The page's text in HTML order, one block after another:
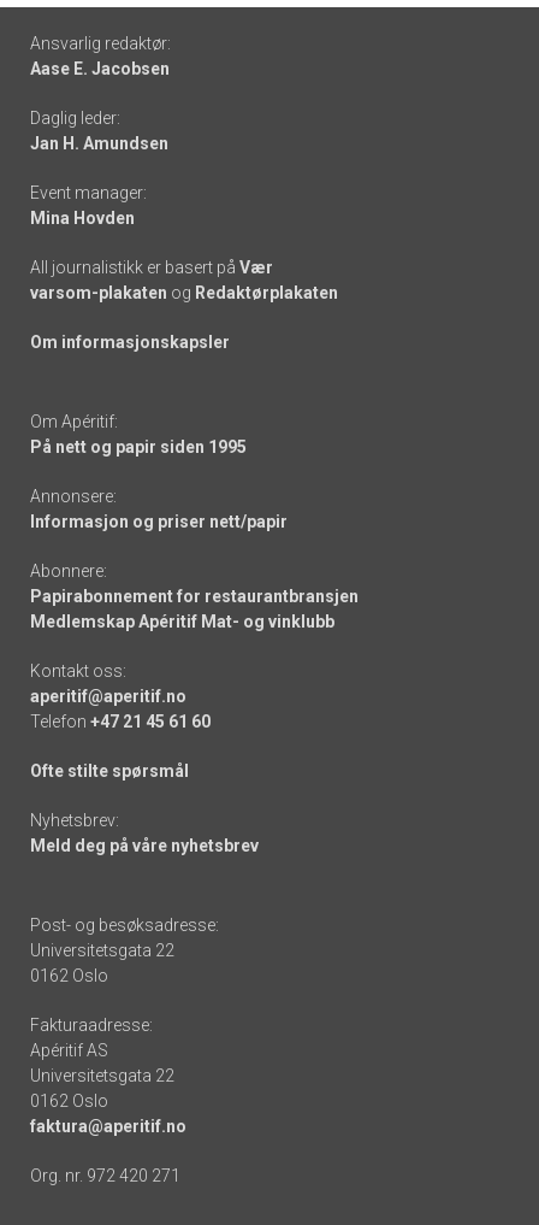
Footer
-
links
Ansvarlig redaktør:
Aase E. Jacobsen
Daglig leder:
Jan H. Amundsen
Event manager:
Mina Hovden
All journalistikk er basert på Vær
varsom-plakaten og Redaktørplakaten
Om informasjonskapsler
Om Apéritif:
På nett og papir siden 1995
Annonsere:
Informasjon og priser nett/papir
Abonnere:
Papirabonnement for restaurantbransjen
Medlemskap Apéritif Mat- og vinklubb
Kontakt oss:
aperitif@aperitif.no
Telefon +47 21 45 61 60
Ofte stilte spørsmål
Nyhetsbrev:
Meld deg på våre nyhetsbrev
Post- og besøksadresse:
Universitetsgata 22
0162 Oslo
Fakturaadresse:
Apéritif AS
Universitetsgata 22
0162 Oslo
faktura@aperitif.no
Org. nr. 972 420 271